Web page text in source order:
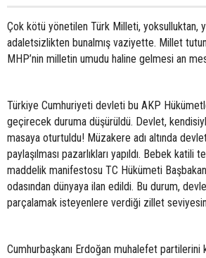
Çok kötü yönetilen Türk Milleti, yoksulluktan,
adaletsizlikten bunalmış vaziyette. Millet
MHP’nin milletin umudu haline gelmesi an
Türkiye Cumhuriyeti devleti bu AKP
geçirecek duruma düşürüldü. Devlet,
masaya oturtuldu! Müzakere adı altında
paylaşılması pazarlıkları yapıldı. Bebek katili
maddelik manifestosu TC Hükümeti Başbakan
odasından dünyaya ilan edildi. Bu durum,
parçalamak isteyenlere verdiği zillet
Cumhurbaşkanı Erdoğan muhalefet partilerini